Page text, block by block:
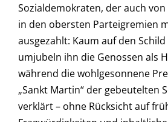
Sozialdemokraten, der auch
in den obersten Parteigremien
ausgezahlt: Kaum auf den
umjubeln ihn die Genossen als
während die wohlgesonnene
„Sankt Martin“ der gebeutelten
verklärt – ohne Rücksicht auf